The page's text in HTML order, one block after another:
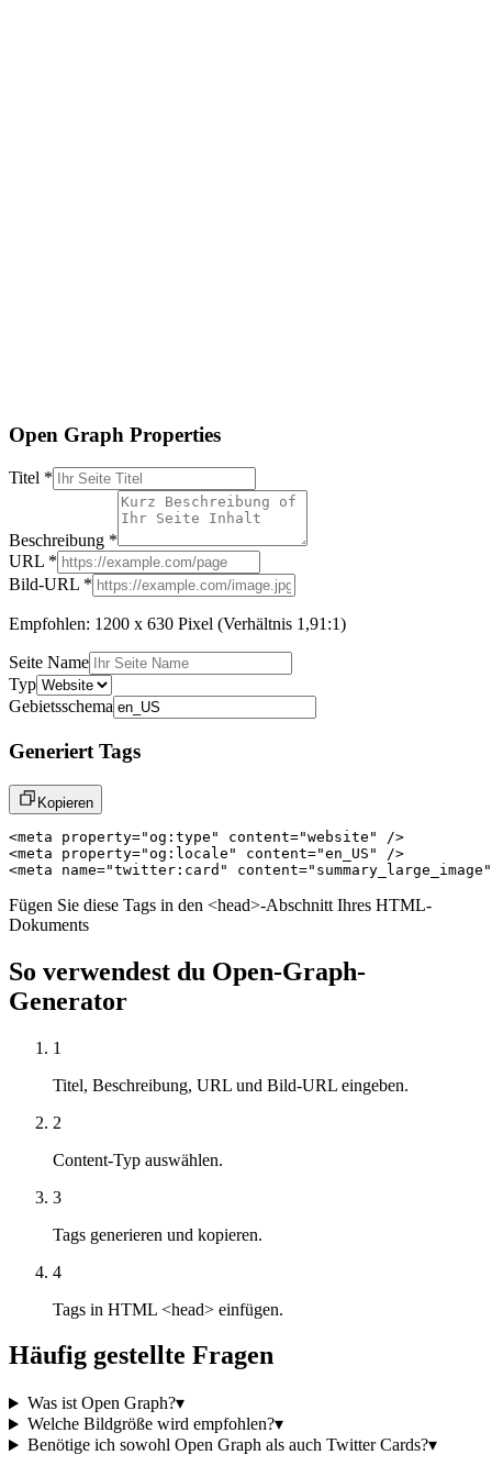
Open Graph Properties
Titel *
Beschreibung *
URL *
Bild-URL *
Empfohlen: 1200 x 630 Pixel (Verhältnis 1,91:1)
Seite Name
Typ
Gebietsschema
Generiert Tags
Kopieren
<meta property="og:type" content="website" />
<meta property="og:locale" content="en_US" />
<meta name="twitter:card"
Fügen Sie diese Tags in den <head>-Abschnitt Ihres HTML-
Dokuments
So verwendest du Open-Graph-
Generator
1
Titel, Beschreibung, URL und Bild-URL eingeben.
2
Content-Typ auswählen.
3
Tags generieren und kopieren.
4
Tags in HTML <head> einfügen.
Häufig gestellte Fragen
Was ist Open Graph?▾
Welche Bildgröße wird empfohlen?▾
Benötige ich sowohl Open Graph als auch Twitter Cards?▾